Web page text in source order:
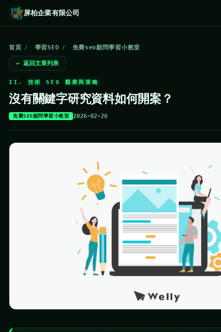
屏柏企業有限公司
首頁 / 學習SEO / 免費seo顧問學習小教室
← 返回文章列表
II. 技術 SEO 觀察與策略
沒有關鍵字研究資料如何開案？
免費SEO顧問學習小教室 2026-02-26